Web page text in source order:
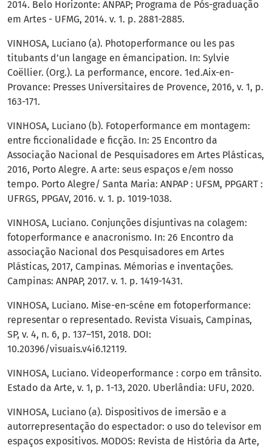
2014. Belo Horizonte: ANPAP; Programa de Pós-graduação
em Artes - UFMG, 2014. v. 1. p. 2881-2885.
VINHOSA, Luciano (a). Photoperformance ou les pas
titubants d’un langage en émancipation. In: Sylvie
Coëllier. (Org.). La performance, encore. 1ed.Aix-en-
Provance: Presses Universitaires de Provence, 2016, v. 1, p.
163-171.
VINHOSA, Luciano (b). Fotoperformance em montagem:
entre ficcionalidade e ficção. In: 25 Encontro da
Associação Nacional de Pesquisadores em Artes Plásticas,
2016, Porto Alegre. A arte: seus espaços e/em nosso
tempo. Porto Alegre/ Santa Maria: ANPAP : UFSM, PPGART :
UFRGS, PPGAV, 2016. v. 1. p. 1019-1038.
VINHOSA, Luciano. Conjunções disjuntivas na colagem:
fotoperformance e anacronismo. In: 26 Encontro da
associação Nacional dos Pesquisadores em Artes
Plásticas, 2017, Campinas. Mémorias e inventações.
Campinas: ANPAP, 2017. v. 1. p. 1419-1431.
VINHOSA, Luciano. Mise-en-scéne em fotoperformance:
representar o representado. Revista Visuais, Campinas,
SP, v. 4, n. 6, p. 137–151, 2018. DOI:
10.20396/visuais.v4i6.12119.
VINHOSA, Luciano. Videoperformance : corpo em trânsito.
Estado da Arte, v. 1, p. 1-13, 2020. Uberlândia: UFU, 2020.
VINHOSA, Luciano (a). Dispositivos de imersão e a
autorrepresentação do espectador: o uso do televisor em
espaços expositivos. MODOS: Revista de História da Arte,